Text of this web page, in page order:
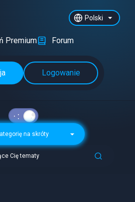
Polski
Premium Forum
Logowanie
na skróty
Cię tematy